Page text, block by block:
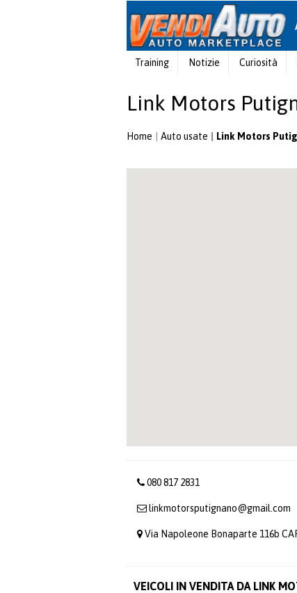
Training Notizie Curiosità
Link Motors
Home Auto usate Link Motors
080 817 2831
linkmotorsputignano@gmail.com
Via Napoleone Bonaparte 116b
VEICOLI IN VENDITA DA LINK